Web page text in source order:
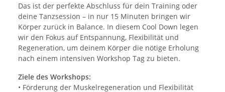
Das ist der perfekte Abschluss für dein Training oder
deine Tanzsession – in nur 15 Minuten bringen wir
Körper zurück in Balance. In diesem Cool Down legen
wir den Fokus auf Entspannung, Flexibilität und
Regeneration, um deinem Körper die nötige Erholung
nach einem intensiven Workshop Tag zu bieten.
Ziele des Workshops:
• Förderung der Muskelregeneration und Flexibilität